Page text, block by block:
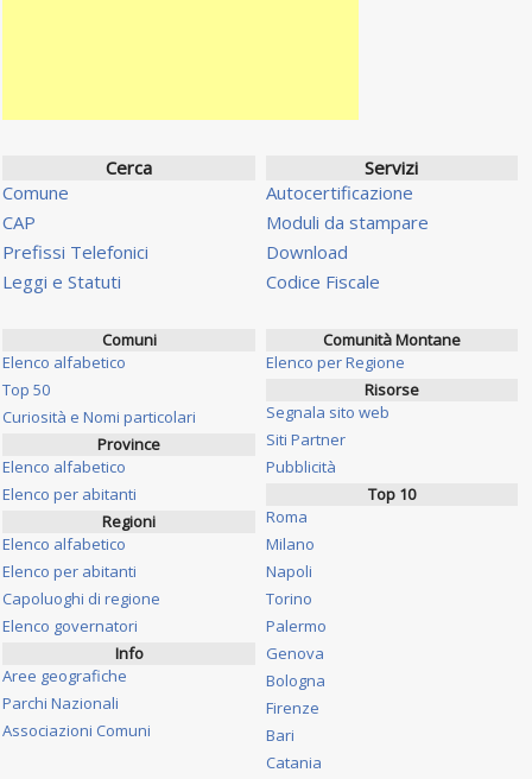
Cerca
Comune
CAP
Prefissi Telefonici
Leggi e Statuti
Servizi
Autocertificazione
Moduli da stampare
Download
Codice Fiscale
Comuni
Elenco alfabetico
Top 50
Curiosità e Nomi particolari
Province
Elenco alfabetico
Elenco per abitanti
Regioni
Elenco alfabetico
Elenco per abitanti
Capoluoghi di regione
Elenco governatori
Info
Aree geografiche
Parchi Nazionali
Associazioni Comuni
Comunità Montane
Elenco per Regione
Risorse
Segnala sito web
Siti Partner
Pubblicità
Top 10
Roma
Milano
Napoli
Torino
Palermo
Genova
Bologna
Firenze
Bari
Catania